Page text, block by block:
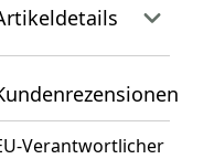
Verantwortlicher